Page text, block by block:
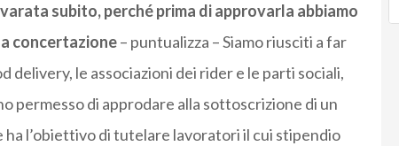
subito, perché prima di approvarla abbiamo
concertazione– puntualizza – Siamo riusciti a far
delivery, le associazioni dei rider e le parti sociali,
permesso di approdare alla sottoscrizione di un
l’obiettivo di tutelare lavoratori il cui stipendio